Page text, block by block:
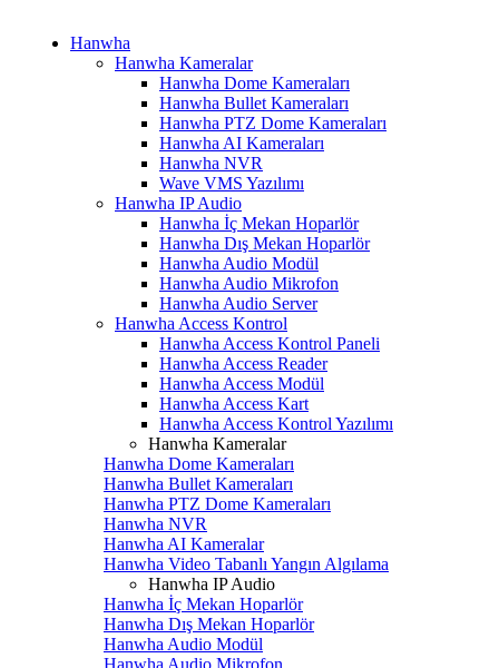
Hanwha
Hanwha Kameralar
Hanwha Dome Kameraları
Hanwha Bullet Kameraları
Hanwha PTZ Dome Kameraları
Hanwha AI Kameraları
Hanwha NVR
Wave VMS Yazılımı
Hanwha IP Audio
Hanwha İç Mekan Hoparlör
Hanwha Dış Mekan Hoparlör
Hanwha Audio Modül
Hanwha Audio Mikrofon
Hanwha Audio Server
Hanwha Access Kontrol
Hanwha Access Kontrol Paneli
Hanwha Access Reader
Hanwha Access Modül
Hanwha Access Kart
Hanwha Access Kontrol Yazılımı
Hanwha Kameralar
Hanwha Dome Kameraları
Hanwha Bullet Kameraları
Hanwha PTZ Dome Kameraları
Hanwha NVR
Hanwha AI Kameralar
Hanwha Video Tabanlı Yangın Algılama
Hanwha IP Audio
Hanwha İç Mekan Hoparlör
Hanwha Dış Mekan Hoparlör
Hanwha Audio Modül
Hanwha Audio Mikrofon